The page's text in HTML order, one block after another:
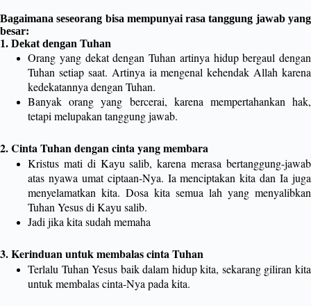
Bagaimana seseorang bisa mempunyai rasa tanggung jawab yang
besar:
1. Dekat dengan Tuhan
Orang yang dekat dengan Tuhan artinya hidup bergaul dengan
Tuhan setiap saat. Artinya ia mengenal kehendak Allah karena
kedekatannya dengan Tuhan.
Banyak orang yang bercerai, karena mempertahankan hak,
tetapi melupakan tanggung jawab.
2. Cinta Tuhan dengan cinta yang membara
Kristus mati di Kayu salib, karena merasa bertanggung-jawab
atas nyawa umat ciptaan-Nya. Ia menciptakan kita dan Ia juga
menyelamatkan kita. Dosa kita semua lah yang menyalibkan
Tuhan Yesus di Kayu salib.
Jadi jika kita sudah memaha
3. Kerinduan untuk membalas cinta Tuhan
Terlalu Tuhan Yesus baik dalam hidup kita, sekarang giliran kita
untuk membalas cinta-Nya pada kita.